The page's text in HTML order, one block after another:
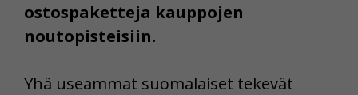
ostospaketteja kauppojen
noutopisteisiin.
Yhä useammat suomalaiset tekevät